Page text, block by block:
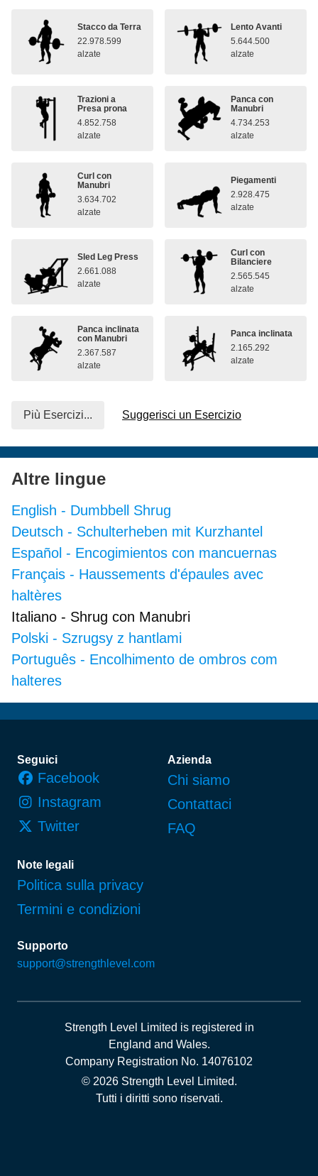
Stacco da Terra
22.978.599
alzate
Lento Avanti
5.644.500
alzate
Trazioni a
Presa prona
4.852.758
alzate
Panca con
Manubri
4.734.253
alzate
Curl con
Manubri
3.634.702
alzate
Piegamenti
2.928.475
alzate
Sled Leg Press
2.661.088
alzate
Curl con
Bilanciere
2.565.545
alzate
Panca inclinata
con Manubri
2.367.587
alzate
Panca inclinata
2.165.292
alzate
Più Esercizi... Suggerisci un Esercizio
Altre lingue
English - Dumbbell Shrug
Deutsch - Schulterheben mit Kurzhantel
Español - Encogimientos con mancuernas
Français - Haussements d'épaules avec
haltères
Italiano - Shrug con Manubri
Polski - Szrugsy z hantlami
Português - Encolhimento de ombros com
halteres
Piè di pagina
Seguici
Facebook
Instagram
Twitter
Azienda
Chi siamo
Contattaci
FAQ
Note legali
Politica sulla privacy
Termini e condizioni
Supporto
support@strengthlevel.com
Strength Level Limited is registered in
England and Wales.
Company Registration No. 14076102
© 2026 Strength Level Limited.
Tutti i diritti sono riservati.